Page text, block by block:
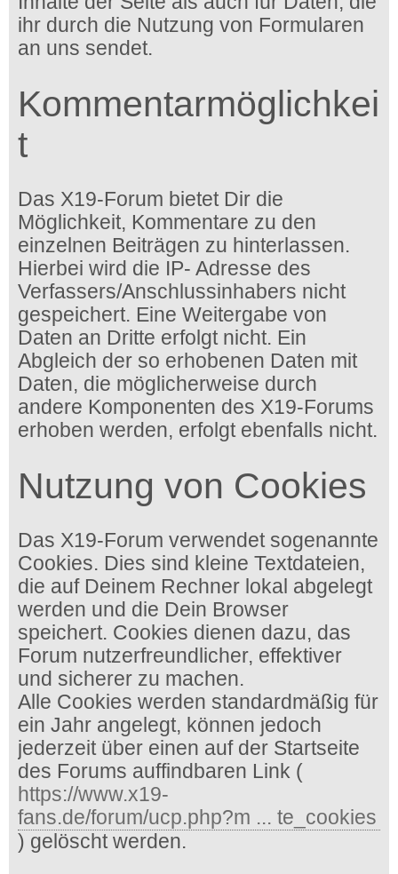
ihr durch die Nutzung von Formularen
an uns sendet.
Kommentarmöglichkei
t
Das X19-Forum bietet Dir die
Möglichkeit, Kommentare zu den
einzelnen Beiträgen zu hinterlassen.
Hierbei wird die IP- Adresse des
Verfassers/Anschlussinhabers nicht
gespeichert. Eine Weitergabe von
Daten an Dritte erfolgt nicht. Ein
Abgleich der so erhobenen Daten mit
Daten, die möglicherweise durch
andere Komponenten des X19-Forums
erhoben werden, erfolgt ebenfalls nicht.
Nutzung von Cookies
Das X19-Forum verwendet sogenannte
Cookies. Dies sind kleine Textdateien,
die auf Deinem Rechner lokal abgelegt
werden und die Dein Browser
speichert. Cookies dienen dazu, das
Forum nutzerfreundlicher, effektiver
und sicherer zu machen.
Alle Cookies werden standardmäßig für
ein Jahr angelegt, können jedoch
jederzeit über einen auf der Startseite
des Forums auffindbaren Link (
https://www.x19-
fans.de/forum/ucp.php?m ... te_cookies
) gelöscht werden.